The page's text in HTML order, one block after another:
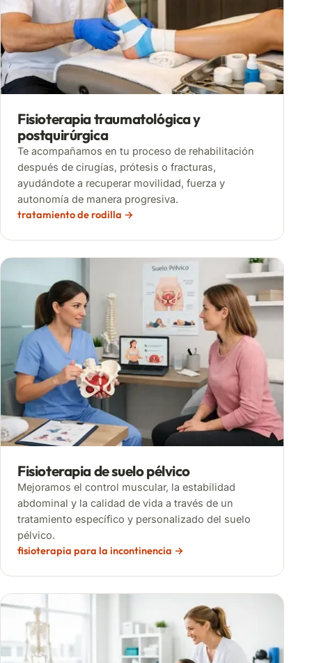
Fisioterapia traumatológica y
postquirúrgica
Te acompañamos en tu proceso de rehabilitación
después de cirugías, prótesis o fracturas,
ayudándote a recuperar movilidad, fuerza y
autonomía de manera progresiva.
tratamiento de rodilla
Fisioterapia de suelo pélvico
Mejoramos el control muscular, la estabilidad
abdominal y la calidad de vida a través de un
tratamiento específico y personalizado del suelo
pélvico.
fisioterapia para la incontinencia